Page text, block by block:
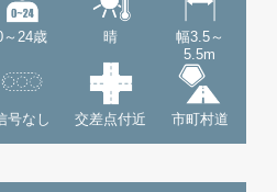
～24歳 晴
幅3.5～
5.5m
号なし 交差点付近 市町村道